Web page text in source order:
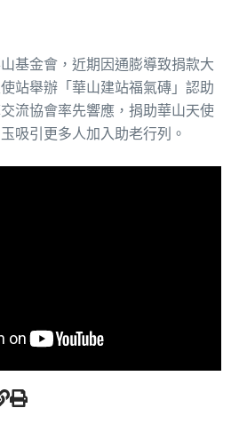
基金會，近期因通膨導致捐款大
站舉辦「華山建站福氣磚」認助
流協會率先響應，捐助華山天使
吸引更多人加入助老行列。